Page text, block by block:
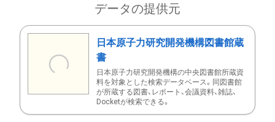
データの提供元
日本原子力研究開発機構図書館蔵
書
日本原子力研究開発機構の中央図書館所蔵資
料を対象とした検索データベース。同図書館
が所蔵する図書、レポート、会議資料、雑誌、
Docketが検索できる。